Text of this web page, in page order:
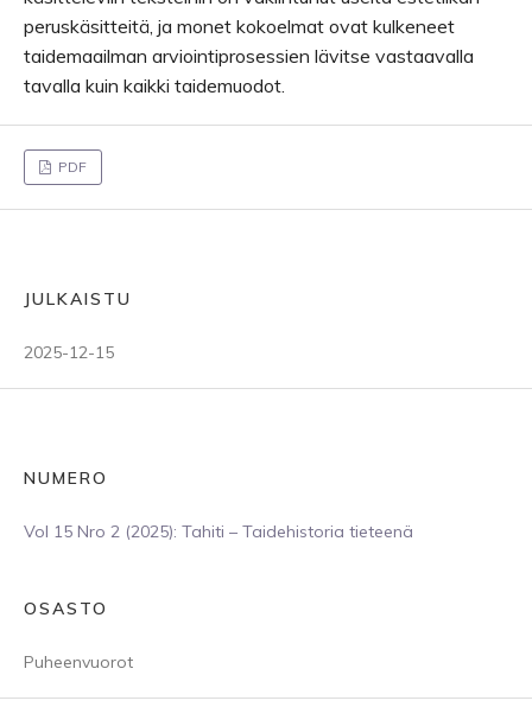
peruskäsitteitä, ja monet kokoelmat ovat kulkeneet
taidemaailman arviointiprosessien lävitse vastaavalla
tavalla kuin kaikki taidemuodot.
PDF
JULKAISTU
2025-12-15
NUMERO
Vol 15 Nro 2 (2025): Tahiti – Taidehistoria tieteenä
OSASTO
Puheenvuorot